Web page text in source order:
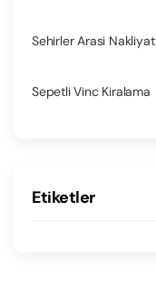
Sehirler Arasi Nakliyat
Sepetli Vinc Kiralama
Etiketler